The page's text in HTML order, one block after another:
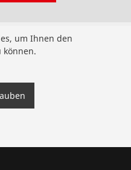
um Ihnen den
können.